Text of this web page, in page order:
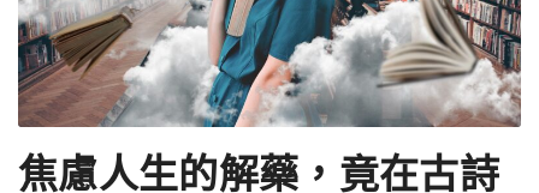
焦慮人生的解藥，竟在古詩